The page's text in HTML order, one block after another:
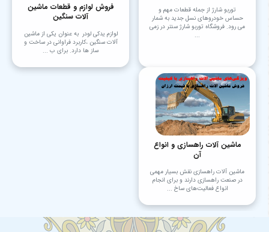
توربو شارژ از جمله قطعات مهم و
حساس خودروهای نسل جدید به شمار
می رود. فروشگاه توربو شارژ سنتر در زمی
...
فروش لوازم و قطعات ماشین
آلات سنگین
لوازم یدکی لودر به عنوان یکی از ماشین
آلات سنگین ،کاربرد فراوانی در ساخت و
ساز ها دارد. برای ب ...
ماشین آلات راهسازی و انواع
آن
ماشین ‌آلات راهسازی نقش بسیار مهمی
در صنعت راهسازی دارند و برای انجام
انواع فعالیت‌های ساخ ...